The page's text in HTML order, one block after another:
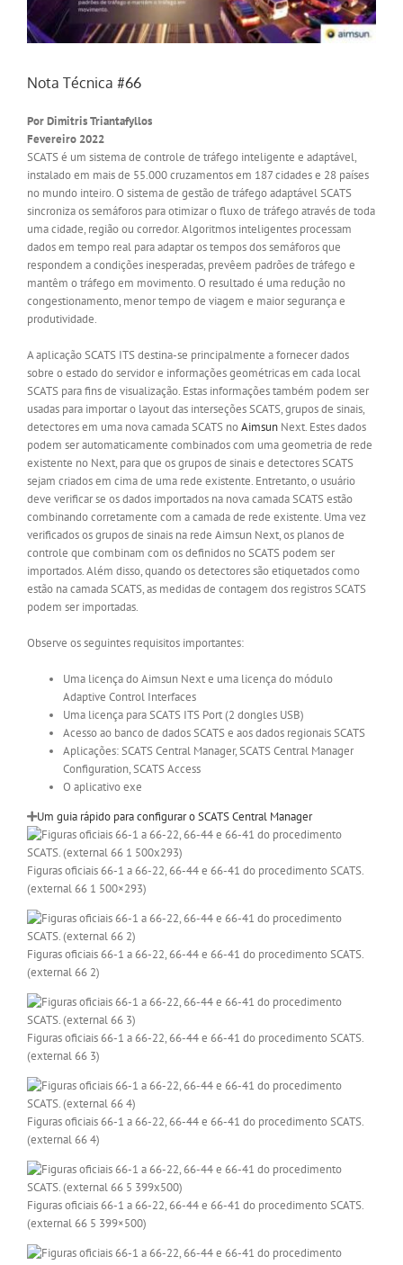
Nota Técnica #66
Por Dimitris Triantafyllos
Fevereiro 2022
SCATS é um sistema de controle de tráfego inteligente e adaptável,
instalado em mais de 55.000 cruzamentos em 187 cidades e 28 países
no mundo inteiro. O sistema de gestão de tráfego adaptável SCATS
sincroniza os semáforos para otimizar o fluxo de tráfego através de toda
uma cidade, região ou corredor. Algoritmos inteligentes processam
dados em tempo real para adaptar os tempos dos semáforos que
respondem a condições inesperadas, prevêem padrões de tráfego e
mantêm o tráfego em movimento. O resultado é uma redução no
congestionamento, menor tempo de viagem e maior segurança e
produtividade.
A aplicação SCATS ITS destina-se principalmente a fornecer dados
sobre o estado do servidor e informações geométricas em cada local
SCATS para fins de visualização. Estas informações também podem ser
usadas para importar o layout das interseções SCATS, grupos de sinais,
detectores em uma nova camada SCATS noAimsun Next. Estes dados
podem ser automaticamente combinados com uma geometria de rede
existente no Next, para que os grupos de sinais e detectores SCATS
sejam criados em cima de uma rede existente. Entretanto, o usuário
deve verificar se os dados importados na nova camada SCATS estão
combinando corretamente com a camada de rede existente. Uma vez
verificados os grupos de sinais na rede Aimsun Next, os planos de
controle que combinam com os definidos no SCATS podem ser
importados. Além disso, quando os detectores são etiquetados como
estão na camada SCATS, as medidas de contagem dos registros SCATS
podem ser importadas.
Observe os seguintes requisitos importantes:
Uma licença do Aimsun Next e uma licença do módulo
Adaptive Control Interfaces
Uma licença para SCATS ITS Port (2 dongles USB)
Acesso ao banco de dados SCATS e aos dados regionais SCATS
Aplicações: SCATS Central Manager, SCATS Central Manager
Configuration, SCATS Access
O aplicativo exe
Um guia rápido para configurar o SCATS Central Manager
Figuras oficiais 66-1 a 66-22, 66-44 e 66-41 do procedimento SCATS.
(external 66 1 500×293)
Figuras oficiais 66-1 a 66-22, 66-44 e 66-41 do procedimento SCATS.
(external 66 2)
Figuras oficiais 66-1 a 66-22, 66-44 e 66-41 do procedimento SCATS.
(external 66 3)
Figuras oficiais 66-1 a 66-22, 66-44 e 66-41 do procedimento SCATS.
(external 66 4)
Figuras oficiais 66-1 a 66-22, 66-44 e 66-41 do procedimento SCATS.
(external 66 5 399×500)